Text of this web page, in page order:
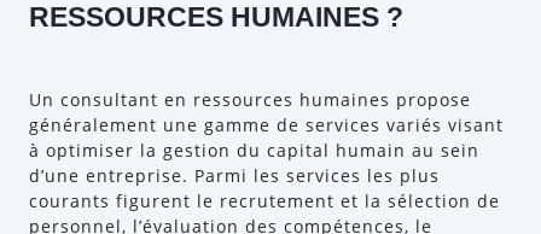
RESSOURCES HUMAINES ?
Un consultant en ressources humaines propose
généralement une gamme de services variés visant
à optimiser la gestion du capital humain au sein
d’une entreprise. Parmi les services les plus
courants figurent le recrutement et la sélection de
personnel, l’évaluation des compétences, le